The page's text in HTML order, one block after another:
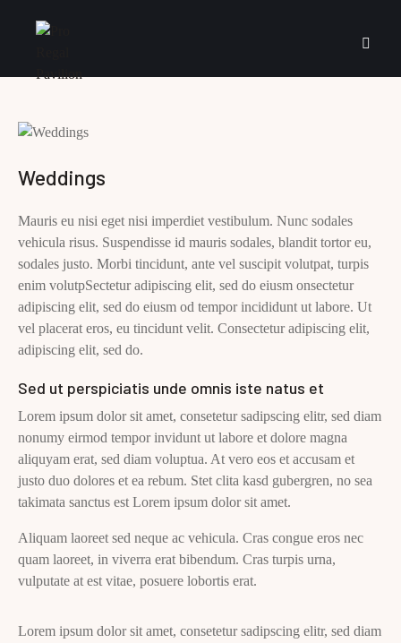
Weddings
Mauris eu nisi eget nisi imperdiet vestibulum. Nunc sodales
vehicula risus. Suspendisse id mauris sodales, blandit tortor eu,
sodales justo. Morbi tincidunt, ante vel suscipit volutpat, turpis
enim volutpSectetur adipiscing elit, sed do eiusm onsectetur
adipiscing elit, sed do eiusm od tempor incididunt ut labore. Ut
vel placerat eros, eu tincidunt velit. Consectetur adipiscing elit,
adipiscing elit, sed do.
Sed ut perspiciatis unde omnis iste natus et
Lorem ipsum dolor sit amet, consetetur sadipscing elitr, sed diam
nonumy eirmod tempor invidunt ut labore et dolore magna
aliquyam erat, sed diam voluptua. At vero eos et accusam et
justo duo dolores et ea rebum. Stet clita kasd gubergren, no sea
takimata sanctus est Lorem ipsum dolor sit amet.
Aliquam laoreet sed neque ac vehicula. Cras congue eros nec
quam laoreet, in viverra erat bibendum. Cras turpis urna,
vulputate at est vitae, posuere lobortis erat.
Lorem ipsum dolor sit amet, consetetur sadipscing elitr, sed diam